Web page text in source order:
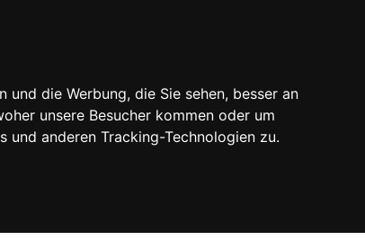
die Werbung, die Sie sehen, besser an
unsere Besucher kommen oder um
und anderen Tracking-Technologien zu.